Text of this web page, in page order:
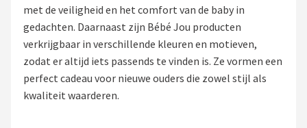
Shop
POPULAIRE MERKEN
Jollein
Chouette-Chouette
met de veiligheid en het comfort van de baby in
gedachten. Daarnaast zijn Bébé Jou producten
verkrijgbaar in verschillende kleuren en motieven,
zodat er altijd iets passends te vinden is. Ze vormen een
perfect cadeau voor nieuwe ouders die zowel stijl als
kwaliteit waarderen.